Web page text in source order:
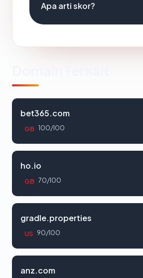
Apa arti skor?
bet365.com
GB 100/100
ho.io
GB 70/100
gradle.properties
US 90/100
anz.com